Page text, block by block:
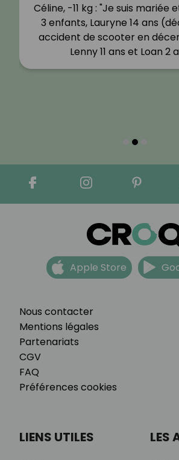
Céline, -11 kg : "Je suis mariée
3 enfants, Lauryne 14 ans
accident de scooter en
Lenny 11 ans et Loan 2
Nous contacter
Mentions légales
Partenariats
CGV
FAQ
Préférences cookies
Apple Store
LIENS UTILES LES